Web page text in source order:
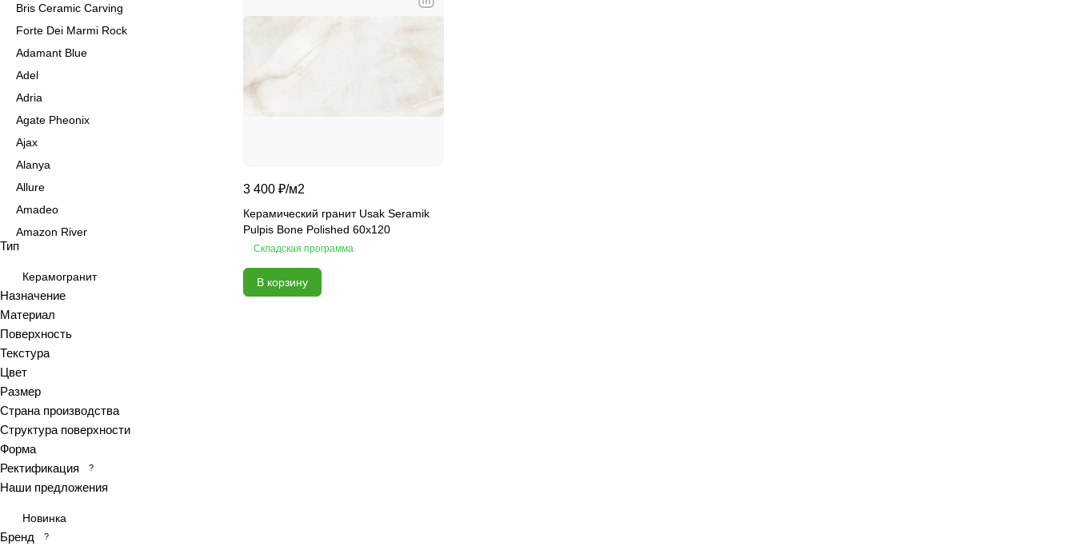
3 400 ₽/м2
Керамический гранит Usak Seramik
Pulpis Bone Polished 60x120
Складская программа
В корзину
Bris Ceramic Carving
Forte Dei Marmi Rock
Adamant Blue
Adel
Adria
Agate Pheonix
Ajax
Alanya
Allure
Amadeo
Amazon River
Amber Agate
American Calacatta
Andrea
Antiquewood
Aragon
Arena
Argentina
Armani marble
Art
Art Ceramic 60х120
Ascot
Тип
Керамогранит
Назначение
Материал
Поверхность
Текстура
Цвет
Размер
Страна производства
Структура поверхности
Форма
Ректификация
?
Наши предложения
Новинка
Бренд ?